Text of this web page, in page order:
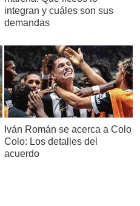
integran y cuáles son sus
demandas
Iván Román se acerca a Colo
Colo: Los detalles del
acuerdo